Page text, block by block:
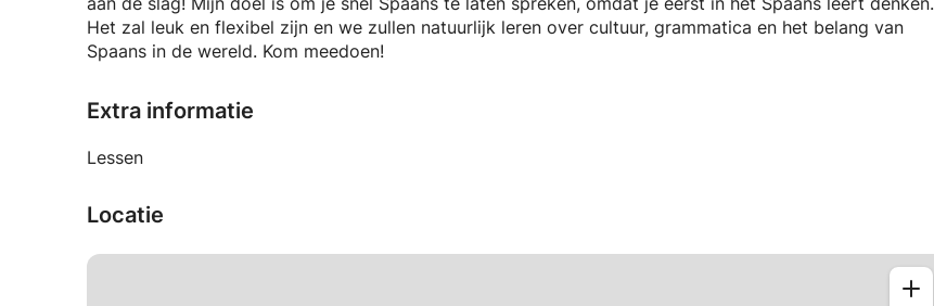
Het zal leuk en flexibel zijn en we zullen natuurlijk leren over cultuur, grammatica en het belang van
Spaans in de wereld. Kom meedoen!
Extra informatie
Lessen
Locatie